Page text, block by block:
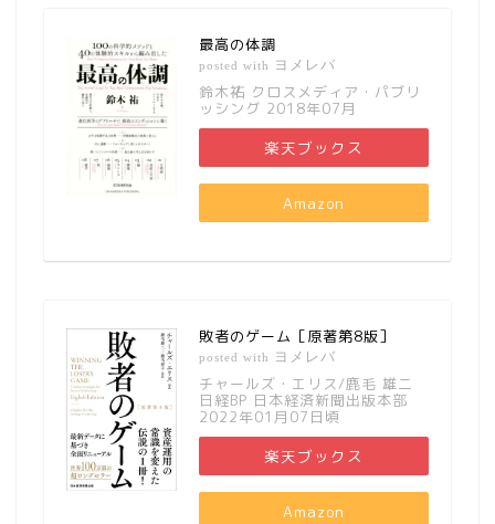
最高の体調
posted with ヨメレバ
鈴木祐 クロスメディア・パブリ
ッシング 2018年07月
楽天ブックス
Amazon
敗者のゲーム［原著第8版］
posted with ヨメレバ
チャールズ・エリス/鹿毛 雄二
日経BP 日本経済新聞出版本部
2022年01月07日頃
楽天ブックス
Amazon